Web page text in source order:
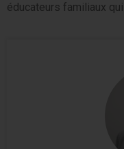
éducateurs familiaux